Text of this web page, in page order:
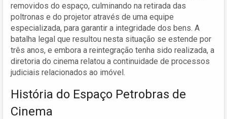
removidos do espaço, culminando na retirada das
poltronas e do projetor através de uma equipe
especializada, para garantir a integridade dos bens. A
batalha legal que resultou nesta situação se estende por
três anos, e embora a reintegração tenha sido realizada, a
diretoria do cinema relatou a continuidade de processos
judiciais relacionados ao imóvel.
História do Espaço Petrobras de
Cinema